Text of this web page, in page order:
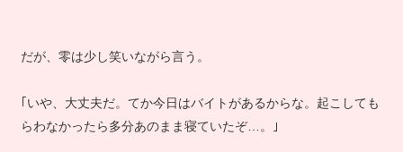
だが、零は少し笑いながら言う。
｢いや、大丈夫だ。てか今日はバイトがあるからな。起こしても
らわなかったら多分あのまま寝ていたぞ…。｣